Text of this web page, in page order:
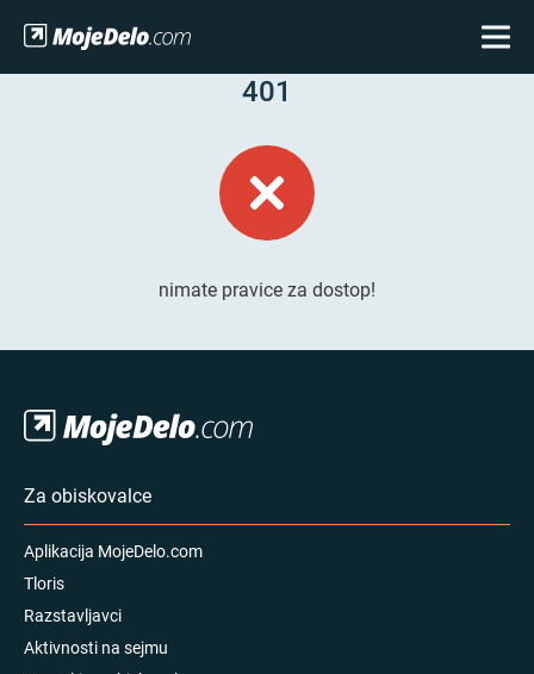
401
nimate pravice za dostop!
Za obiskovalce
Aplikacija MojeDelo.com
Tloris
Razstavljavci
Aktivnosti na sejmu